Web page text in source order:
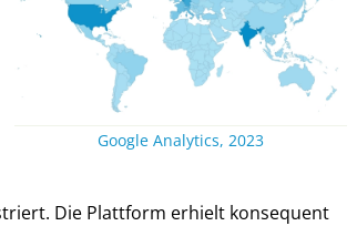
Google Analytics, 2023
Die Plattform erhielt konsequent